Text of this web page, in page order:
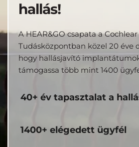
hallás!
A HEAR&GO csapata a Cochlear
Tudásközpontban közel 20 éve
hogy hallásjavító
támogassa több mint 1400
40+ év tapasztalat a
1400+ elégedett ügyfél